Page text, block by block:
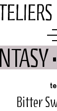
Skip
to
Bitter